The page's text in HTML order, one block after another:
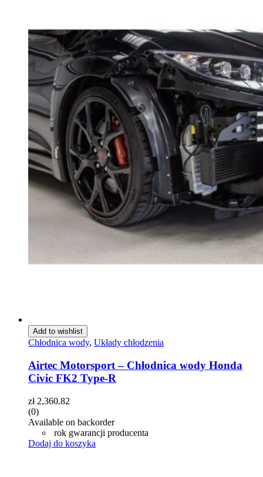
Add to wishlist
Chłodnica wody, Układy chłodzenia
Airtec Motorsport – Chłodnica wody Honda
Civic FK2 Type-R
zł2,360.82
(0)
Available on backorder
rok gwarancji producenta
Dodaj do koszyka